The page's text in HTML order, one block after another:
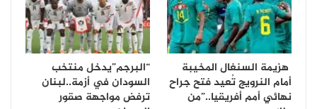
هزيمة السنغال المخيبة
أمام النرويج تُعيد فتح جراح
نهائي أمم أفريقيا..”من
“البرجم”يدخل منتخب
السودان في أزمة..لبنان
ترفض مواجهة صقور